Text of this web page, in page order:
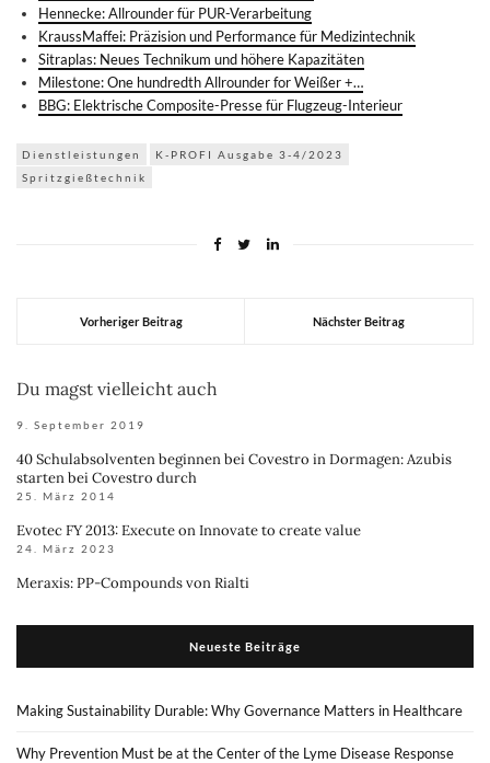
Hennecke: Allrounder für PUR-Verarbeitung
KraussMaffei: Präzision und Performance für Medizintechnik
Sitraplas: Neues Technikum und höhere Kapazitäten
Milestone: One hundredth Allrounder for Weißer +…
BBG: Elektrische Composite-Presse für Flugzeug-Interieur
Dienstleistungen
K-PROFI Ausgabe 3-4/2023
Spritzgießtechnik
Vorheriger Beitrag Nächster Beitrag
Du magst vielleicht auch
9. September 2019
40 Schulabsolventen beginnen bei Covestro in Dormagen: Azubis
starten bei Covestro durch
25. März 2014
Evotec FY 2013: Execute on Innovate to create value
24. März 2023
Meraxis: PP-Compounds von Rialti
Neueste Beiträge
Making Sustainability Durable: Why Governance Matters in Healthcare
Why Prevention Must be at the Center of the Lyme Disease Response